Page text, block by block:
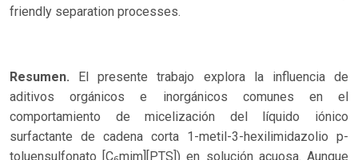
friendly separation processes.
Resumen. El presente trabajo explora la influencia de
aditivos orgánicos e inorgánicos comunes en el
comportamiento de micelización del líquido iónico
surfactante de cadena corta 1-metil-3-hexilimidazolio p-
toluensulfonato [C mim][PTS]) en solución acuosa. Aunque